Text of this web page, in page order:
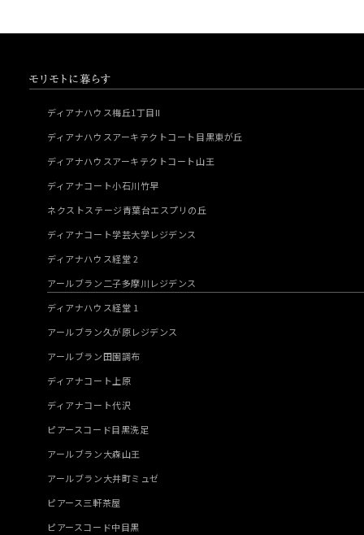
ディアナハウス梅丘1丁目II
ディアナハウスアーキテクトコート目黒東が丘
ディアナハウスアーキテクトコート山王
ディアナコート小石川竹早
ネクストステージ青葉台エスプリの丘
ディアナコート学芸大学レジデンス
ディアナハウス経堂 2
アールブラン二子多摩川レジデンス
ディアナハウス経堂 1
アールブラン久が原レジデンス
アールブラン田園調布
ディアナコート上原
ディアナコート代沢
ピアースコード目黒洗足
アールブラン大森山王
アールブラン大井町ミュゼ
ピアース三軒茶屋
ピアースコード中目黒